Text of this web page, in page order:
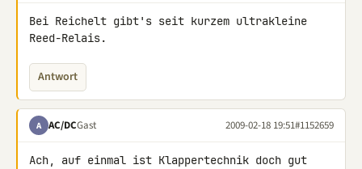
Bei Reichelt gibt's seit kurzem ultrakleine
Reed-Relais.
Antwort
A AC/DCGast 2009-02-18 19:51#1152659
Ach, auf einmal ist Klappertechnik doch gut